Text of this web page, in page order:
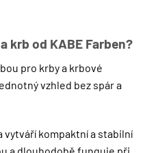
krb od KABE Farben?
pro krby a krbové
vzhled bez spár a
vytváří kompaktní a stabilní
a dlouhodobě funguje při